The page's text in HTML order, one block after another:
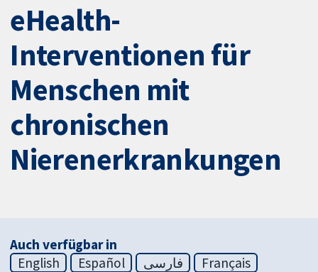
eHealth-
Interventionen für
Menschen mit
chronischen
Nierenerkrankungen
Auch verfügbar in
English
Español فارسی
Français